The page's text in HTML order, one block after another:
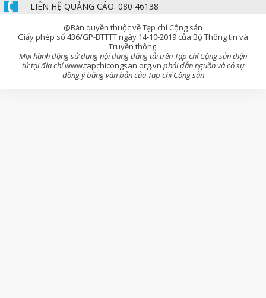
LIÊN HỆ QUẢNG CÁO: 080 46138
@Bản quyền thuộc về Tạp chí Cộng sản
Giấy phép số 436/GP-BTTTT ngày 14-10-2019 của Bộ Thông tin và
Truyền thông.
Mọi hành động sử dụng nội dung đăng tải trên Tạp chí Cộng sản điện
tử tại địa chỉwww.tapchicongsan.org.vn phải dẫn nguồn và có sự
đồng ý bằng văn bản của Tạp chí Cộng sản